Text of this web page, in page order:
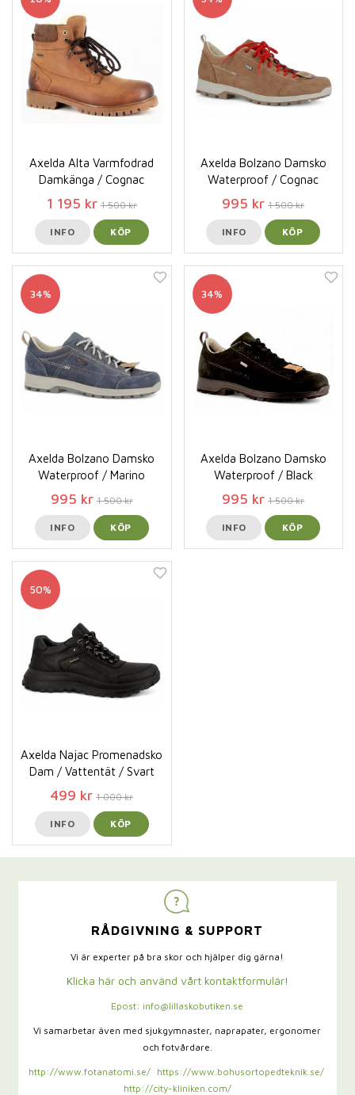
Axelda Alta Varmfodrad
Damkänga / Cognac
1 195 kr 1 500 kr
INFO KÖP
Axelda Bolzano Damsko
Waterproof / Cognac
995 kr 1 500 kr
INFO KÖP
34%
Axelda Bolzano Damsko
Waterproof / Marino
995 kr 1 500 kr
INFO KÖP
34%
Axelda Bolzano Damsko
Waterproof / Black
995 kr 1 500 kr
INFO KÖP
50%
Axelda Najac Promenadsko
Dam / Vattentät / Svart
499 kr 1 000 kr
INFO KÖP
RÅDGIVNING & SUPPORT
Vi är experter på bra skor och hjälper dig gärna!
Klicka här och använd vårt kontaktformulär!
Epost: info@lillaskobutiken.se
Vi samarbetar även med sjukgymnaster, naprapater, ergonomer
och fotvårdare.
http://www.fotanatomi.se/
https://www.bohusortopedteknik.se/
http://city-kliniken.com/